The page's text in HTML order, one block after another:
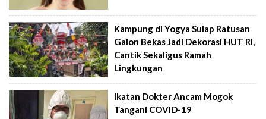
Kampung di Yogya Sulap Ratusan
Galon Bekas Jadi Dekorasi HUT RI,
Cantik Sekaligus Ramah
Lingkungan
Ikatan Dokter Ancam Mogok
Tangani COVID-19